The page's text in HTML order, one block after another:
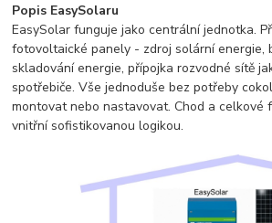
Popis EasySolaru
EasySolar funguje jako centrální jednotka.
fotovoltaické panely - zdroj solární energie,
skladování energie, přípojka rozvodné sítě
spotřebiče. Vše jednoduše bez potřeby
montovat nebo nastavovat. Chod a celkové
vnitřní sofistikovanou logikou.